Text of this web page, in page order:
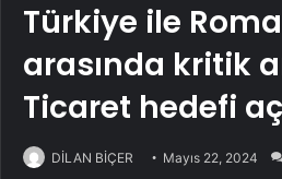
Türkiye ile
arasında kritik
Ticaret hedefi
DİLAN BİÇER Mayıs 22, 2024